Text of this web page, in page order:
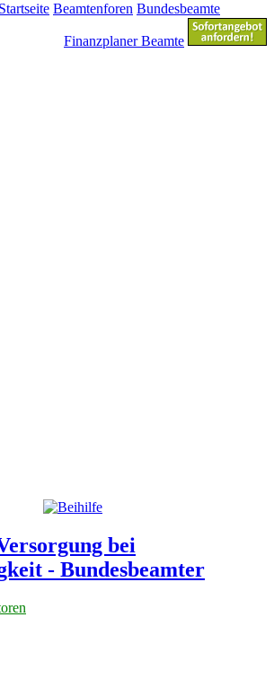
Startseite Beamtenforen Bundesbeamte
Finanzplaner Beamte
bei
- Bundesbeamter